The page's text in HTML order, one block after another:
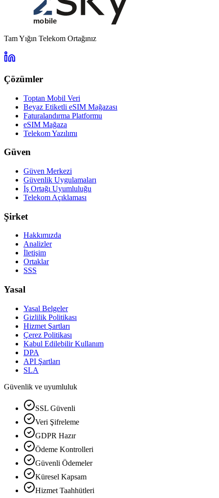
Tam Yığın Telekom Ortağınız
Çözümler
Toptan Mobil Veri
Beyaz Etiketli eSIM Mağazası
Faturalandırma Platformu
eSIM Mağaza
Telekom Yazılımı
Güven
Güven Merkezi
Güvenlik Uygulamaları
İş Ortağı Uyumluluğu
Telekom Açıklaması
Şirket
Hakkımızda
Analizler
İletişim
Ortaklar
SSS
Yasal
Yasal Belgeler
Gizlilik Politikası
Hizmet Şartları
Çerez Politikası
Kabul Edilebilir Kullanım
DPA
API Şartları
SLA
Güvenlik ve uyumluluk
SSL Güvenli
Veri Şifreleme
GDPR Hazır
Ödeme Kontrolleri
Güvenli Ödemeler
Küresel Kapsam
Hizmet Taahhütleri